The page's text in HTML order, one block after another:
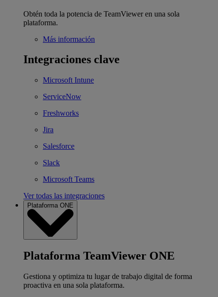
Obtén toda la potencia de TeamViewer en una sola
plataforma.
Más información
Integraciones clave
Microsoft Intune
ServiceNow
Freshworks
Jira
Salesforce
Slack
Microsoft Teams
Ver todas las integraciones
Plataforma ONE
Plataforma TeamViewer ONE
Gestiona y optimiza tu lugar de trabajo digital de forma
proactiva en una sola plataforma.